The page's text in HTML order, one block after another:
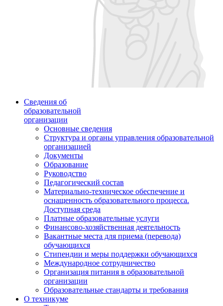
Сведения об
образовательной
организации
Основные сведения
Структура и органы управления образовательной
организацией
Документы
Образование
Руководство
Педагогический состав
Материально-техническое обеспечение и
оснащенность образовательного процесса.
Доступная среда
Платные образовательные услуги
Финансово-хозяйственная деятельность
Вакантные места для приема (перевода)
обучающихся
Стипендии и меры поддержки обучающихся
Международное сотрудничество
Организация питания в образовательной
организации
Образовательные стандарты и требования
О техникуме